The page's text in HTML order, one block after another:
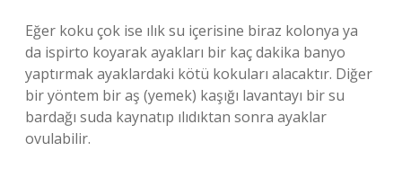
Eğer koku çok ise ılık su içerisine biraz kolonya ya
da ispirto koyarak ayakları bir kaç dakika banyo
yaptırmak ayaklardaki kötü kokuları alacaktır. Diğer
bir yöntem bir aş (yemek) kaşığı lavantayı bir su
bardağı suda kaynatıp ılıdıktan sonra ayaklar
ovulabilir.